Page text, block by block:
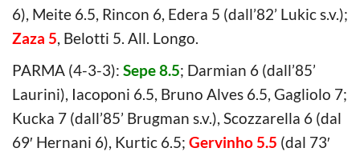
6), Meite 6.5, Rincon 6, Edera 5 (dall’82’ Lukic s.v.);
Zaza 5, Belotti 5. All. Longo.
PARMA (4-3-3): Sepe 8.5; Darmian 6 (dall’85’
Laurini), Iacoponi 6.5, Bruno Alves 6.5, Gagliolo 7;
Kucka 7 (dall’85’ Brugman s.v.), Scozzarella 6 (dal
69′ Hernani 6), Kurtic 6.5; Gervinho 5.5 (dal 73′